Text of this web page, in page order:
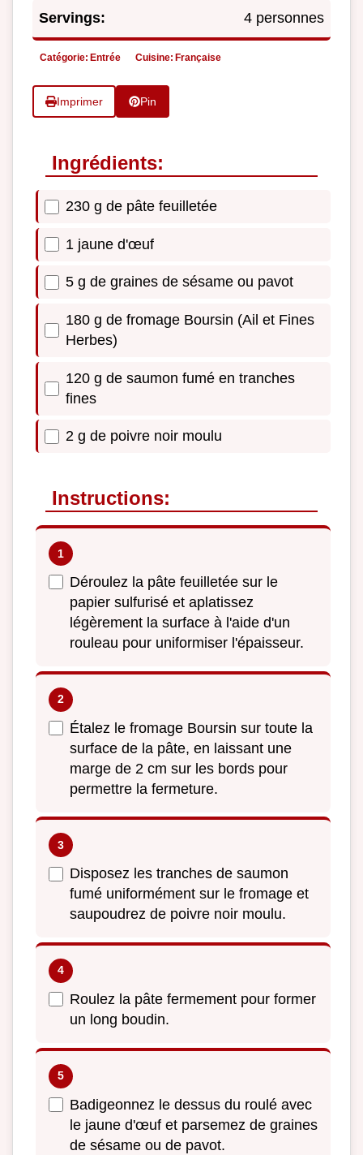
Servings: 4 personnes
Catégorie: Entrée Cuisine: Française
Imprimer Pin
Ingrédients:
230 g de pâte feuilletée
1 jaune d'œuf
5 g de graines de sésame ou pavot
180 g de fromage Boursin (Ail et Fines
Herbes)
120 g de saumon fumé en tranches
fines
2 g de poivre noir moulu
Instructions:
Déroulez la pâte feuilletée sur le
papier sulfurisé et aplatissez
légèrement la surface à l'aide d'un
rouleau pour uniformiser l'épaisseur.
Étalez le fromage Boursin sur toute la
surface de la pâte, en laissant une
marge de 2 cm sur les bords pour
permettre la fermeture.
Disposez les tranches de saumon
fumé uniformément sur le fromage et
saupoudrez de poivre noir moulu.
Roulez la pâte fermement pour former
un long boudin.
Badigeonnez le dessus du roulé avec
le jaune d'œuf et parsemez de graines
de sésame ou de pavot.